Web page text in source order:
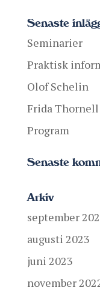
Senaste
Seminarier
Praktisk
Olof Schelin
Frida Thornell
Program
Senaste
Arkiv
september
augusti 2023
juni 2023
november